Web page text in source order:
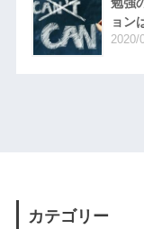
ョン
2020/
カテゴリー